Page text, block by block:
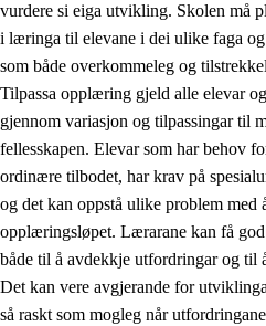
vurdere si eiga utvikling. Skolen må
i læringa til elevane i dei ulike faga
som både overkommeleg og
Tilpassa opplæring gjeld alle elevar
gjennom variasjon og tilpassingar til
fellesskapen. Elevar som har behov
ordinære tilbodet, har krav på
og det kan oppstå ulike problem med
opplæringsløpet. Lærarane kan få
både til å avdekkje utfordringar og til
Det kan vere avgjerande for
så raskt som mogleg når